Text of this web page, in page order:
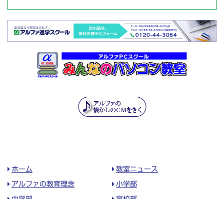
ホーム 教室ニュース
アルファの教育理念 小学部